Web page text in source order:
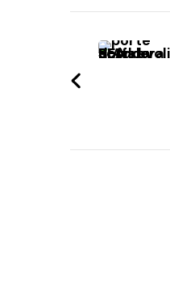
articoli